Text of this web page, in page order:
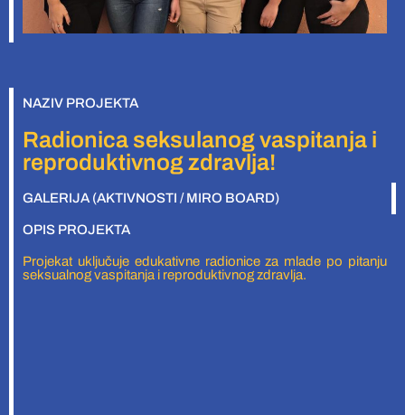
NAZIV PROJEKTA
Radionica seksulanog vaspitanja i
reproduktivnog zdravlja!
GALERIJA (AKTIVNOSTI / MIRO BOARD)
OPIS PROJEKTA
Projekat uključuje edukativne radionice za mlade po pitanju
seksualnog vaspitanja i reproduktivnog zdravlja.